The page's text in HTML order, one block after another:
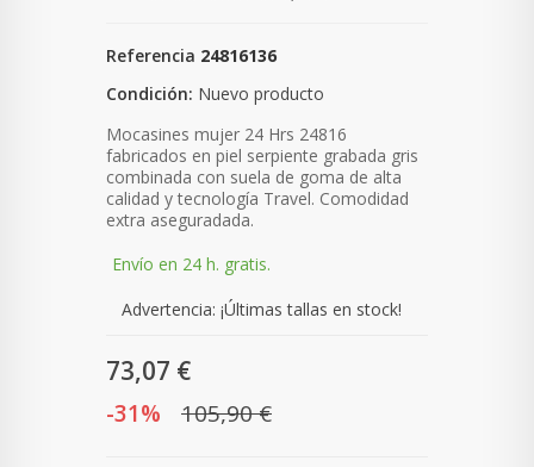
Referencia 24816136
Condición: Nuevo producto
Mocasines mujer 24 Hrs 24816
fabricados en piel serpiente grabada gris
combinada con suela de goma de alta
calidad y tecnología Travel. Comodidad
extra aseguradada.
Envío en 24 h. gratis.
Advertencia: ¡Últimas tallas en stock!
73,07 €
-31% 105,90 €